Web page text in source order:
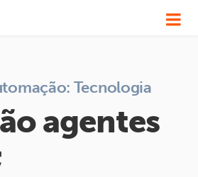
Tecnologia
agentes